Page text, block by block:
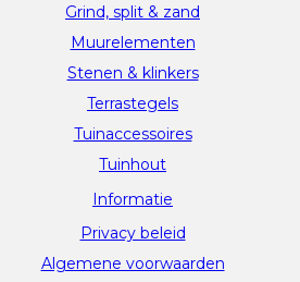
Grind, split & zand
Muurelementen
Stenen & klinkers
Terrastegels
Tuinaccessoires
Tuinhout
Informatie
Privacy beleid
Algemene voorwaarden